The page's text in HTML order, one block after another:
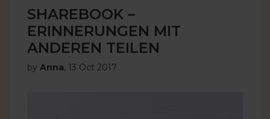
SHAREBOOK –
ERINNERUNGEN MIT
ANDEREN TEILEN
by Anna, 13 Oct 2017